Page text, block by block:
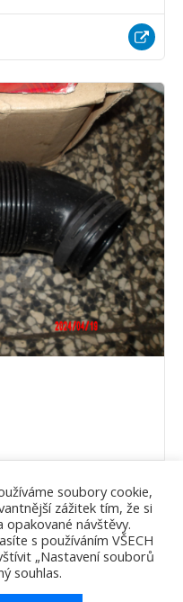
soubory cookie,
zážitek tím, že si
návštěvy.
s používáním VŠECH
„Nastavení souborů
souhlas.